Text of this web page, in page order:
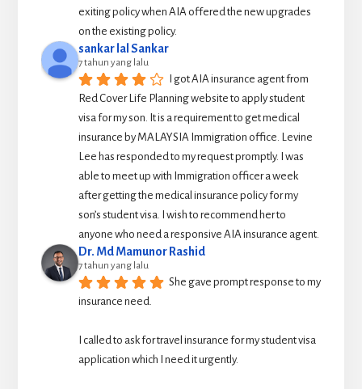
exiting policy when AIA offered the new upgrades
on the existing policy.
sankar lal Sankar
7 tahun yang lalu
I got AIA insurance agent from
Red Cover Life Planning website to apply student
visa for my son. It is a requirement to get medical
insurance by MALAYSIA Immigration office. Levine
Lee has responded to my request promptly. I was
able to meet up with Immigration officer a week
after getting the medical insurance policy for my
son’s student visa. I wish to recommend her to
anyone who need a responsive AIA insurance agent.
Dr. Md Mamunor Rashid
7 tahun yang lalu
She gave prompt response to my
insurance need.
I called to ask for travel insurance for my student visa
application which I need it urgently.